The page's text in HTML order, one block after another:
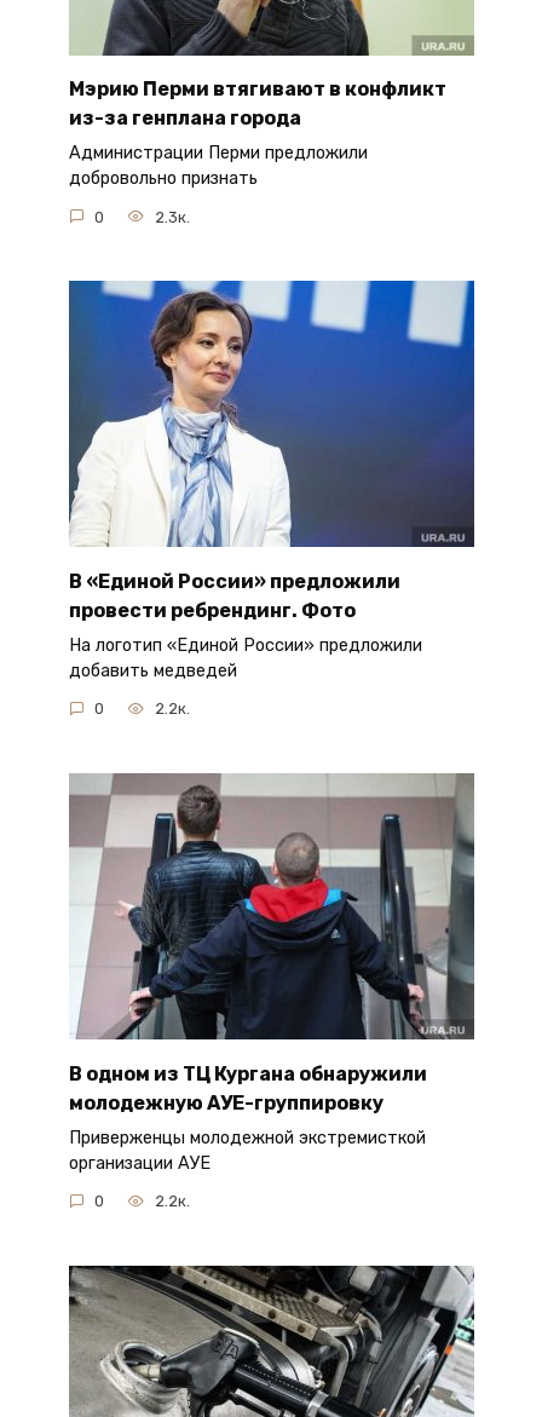
Мэрию Перми втягивают в конфликт
из-за генплана города
Администрации Перми предложили
добровольно признать
0 2.3к.
В «Единой России» предложили
провести ребрендинг. Фото
На логотип «Единой России» предложили
добавить медведей
0 2.2к.
В одном из ТЦ Кургана обнаружили
молодежную АУЕ-группировку
Приверженцы молодежной экстремисткой
организации АУЕ
0 2.2к.